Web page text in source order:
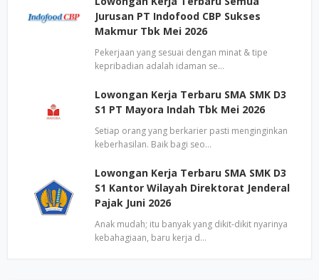
Jurusan PT Indofood CBP Sukses
Makmur Tbk Mei 2026
Pekerjaan yang sesuai dengan minat & tipe
kepribadian adalah idaman se…
Lowongan Kerja Terbaru SMA SMK D3
S1 PT Mayora Indah Tbk Mei 2026
Setiap orang yang berkarier pasti menginginkan
keberhasilan. Baik bagi seo…
Lowongan Kerja Terbaru SMA SMK D3
S1 Kantor Wilayah Direktorat Jenderal
Pajak Juni 2026
Anak mudah; itu banyak yang dikit-dikit nyarinya
kebahagiaan, baru kerja d…